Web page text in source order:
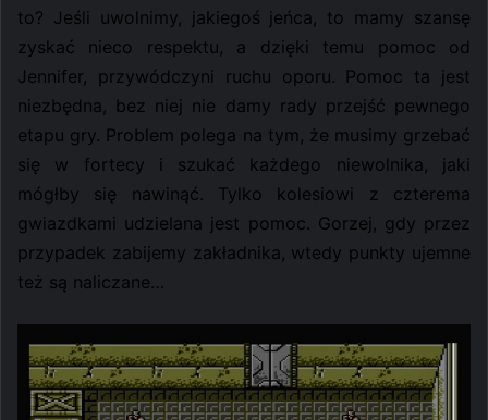
to? Jeśli uwolnimy, jakiegoś jeńca, to mamy szansę
zyskać nieco respektu, a dzięki temu pomoc od
Jennifer, przywódczyni ruchu oporu. Pomoc ta jest
niezbędna, bez niej nie damy rady przejść pewnego
etapu gry. Problem polega na tym, że musimy grzebać
się w fortecy i szukać każdego niewolnika, jaki
mógłby się nawinąć. Tylko kolesiowi z czterema
gwiazdkami udzielana jest pomoc. Gorzej, gdy przez
przypadek zabijemy zakładnika, wtedy punkty ujemne
też są naliczane…